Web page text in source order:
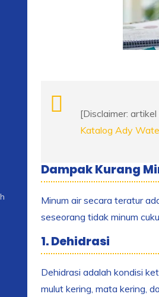
[Disclaimer:
Katalog Ady
Dampak Kurang
Minum air secara teratur
seseorang tidak minum
1. Dehidrasi
Dehidrasi adalah kondisi
mulut kering, mata kering,